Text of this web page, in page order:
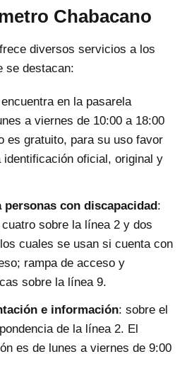
Chabacano
diversos servicios a los
se destacan:
en la pasarela
a viernes de 10:00 a 18:00
es gratuito, para su uso favor
identificación oficial, original y
personas con discapacidad:
sobre la línea 2 y dos
cuales se usan si cuenta con
rampa de acceso y
sobre la línea 9.
e información: sobre el
de la línea 2. El
es de lunes a viernes de 9:00